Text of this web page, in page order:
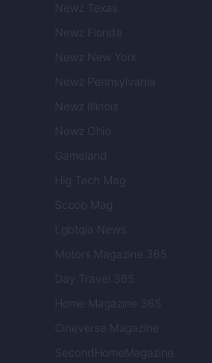
Newz Texas
Newz Florida
Newz New York
Newz Pennsylvania
Newz Illinois
Newz Ohio
Gameland
Hig Tech Mag
Scoop Mag
Lgbtqia News
Motors Magazine 365
Day Travel 365
Home Magazine 365
Cineverse Magazine
SecondHomeMagazine